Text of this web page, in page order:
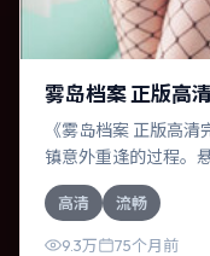
雾岛档案 正版高
《雾岛档案 正版高
镇意外重逢的过程。
孙艺珍的对手戏尤为
张力，本片亦在中国
高清 流畅
9.3万 75个月前